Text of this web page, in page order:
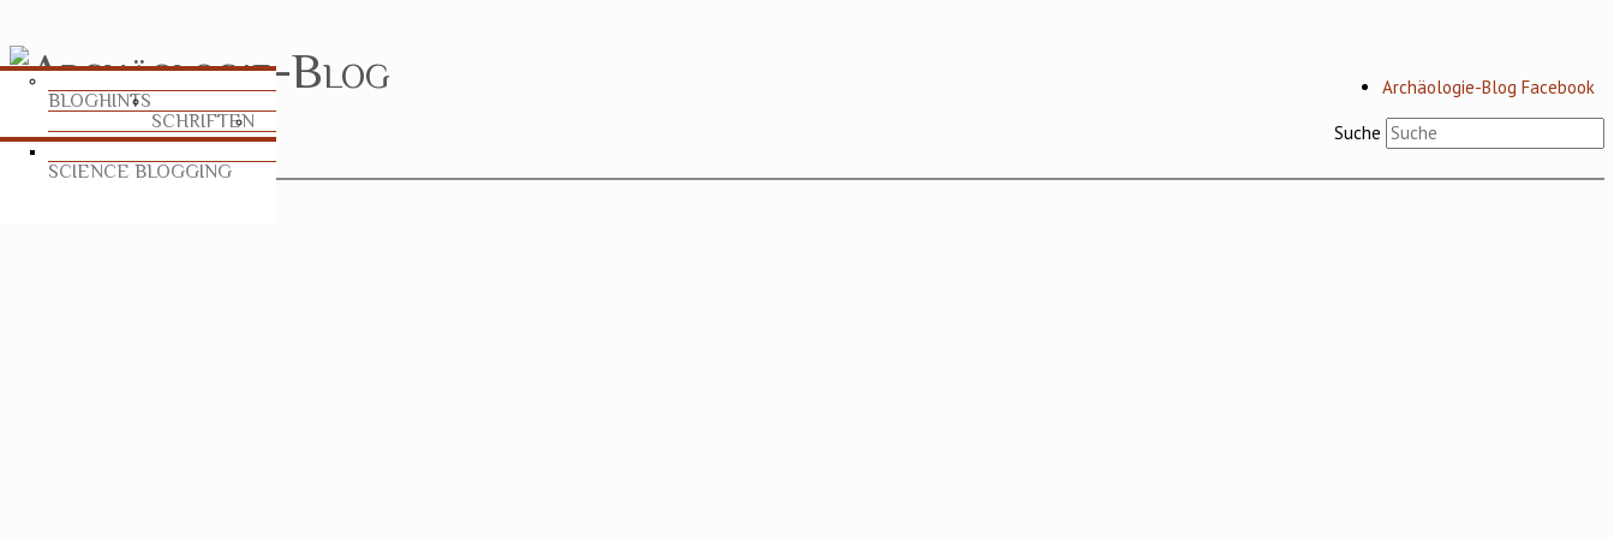
Archäologie-Blog Facebook
Suche
BLOGHINTS
SCHRIFTEN
SCIENCE BLOGGING